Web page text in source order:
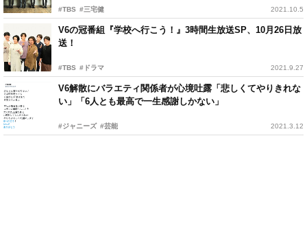
#TBS #三宅健 2021.10.5
V6の冠番組『学校へ行こう！』3時間生放送SP、10月26日放
送！
#TBS #ドラマ 2021.9.27
V6解散にバラエティ関係者が心境吐露「悲しくてやりきれな
い」「6人とも最高で一生感謝しかない」
#ジャニーズ #芸能 2021.3.12